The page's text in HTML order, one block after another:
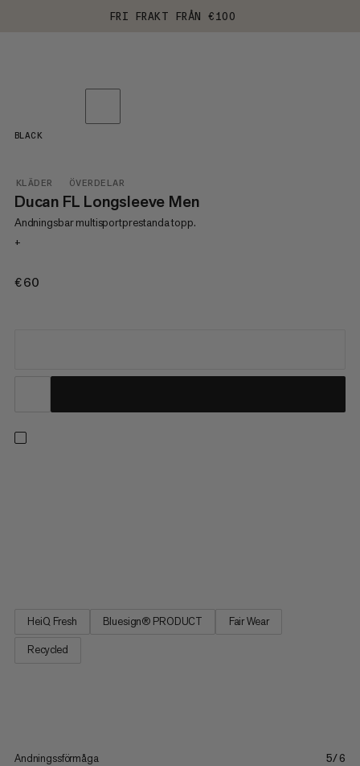
FRI FRAKT FRÅN €100
KLÄDER ÖVERDELAR
Ducan FL Longsleeve Men
Andningsbar multisportprestanda topp.
+
€60
BLACK
HeiQ Fresh Bluesign® PRODUCT Fair Wear
Recycled
Andningssförmåga 5/6